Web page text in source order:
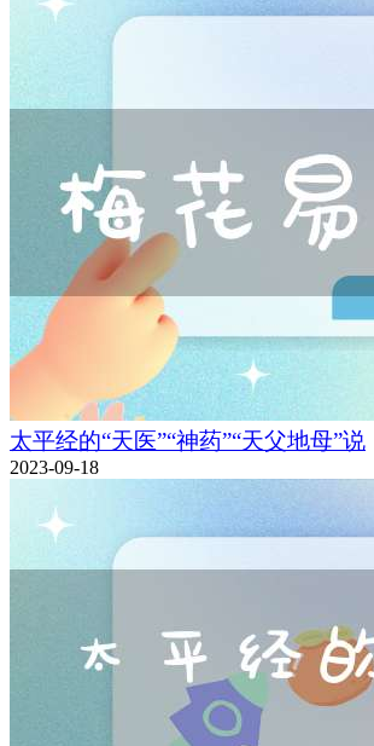
太平经的“天医”“神药”“天父地母”说
2023-09-18